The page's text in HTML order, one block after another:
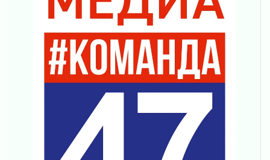
Регион готовится к выборам
04 августа 2026
Никакого принуждения, только письменное
согласие
04 августа 2026
Без риска для здоровья и кошелька
Важная информация
Что делать со сбережениями
04 августа 2026